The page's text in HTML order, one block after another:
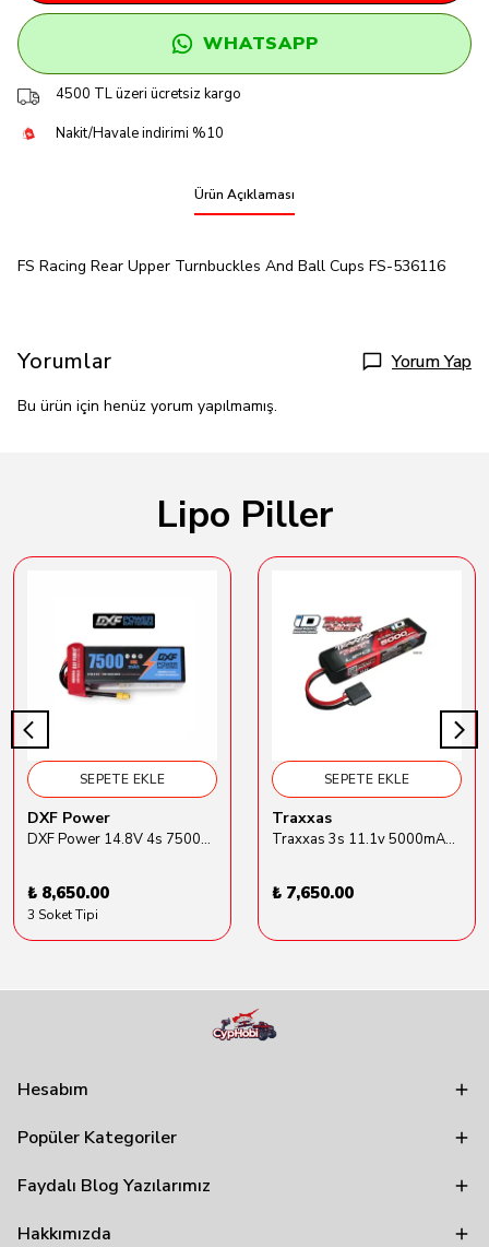
WHATSAPP
4500 TL üzeri ücretsiz kargo
Nakit/Havale indirimi %10
Ürün Açıklaması
FS Racing Rear Upper Turnbuckles And Ball Cups FS-536116
Yorumlar Yorum Yap
Bu ürün için henüz yorum yapılmamış.
Lipo Piller
SEPETE EKLE
DXF Power
DXF Power 14.8V 4s 7500mAh 80C Hardcase Lipo Batarya
₺ 8,650.00
3 Soket Tipi
SEPETE EKLE
Traxxas
Traxxas 3s 11.1v 5000mAh Lipo Batarya (TRX 2872X)
₺ 7,650.00
Hesabım
Popüler Kategoriler
Faydalı Blog Yazılarımız
Hakkımızda